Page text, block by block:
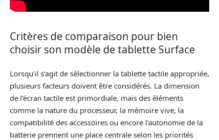
Critères de comparaison pour bien
choisir son modèle de tablette Surface
Lorsqu’il s’agit de sélectionner la tablette tactile appropriée,
plusieurs facteurs doivent être considérés. La dimension
de l’écran tactile est primordiale, mais des éléments
comme la nature du processeur, la mémoire vive, la
compatibilité des accessoires ou encore l’autonomie de la
batterie prennent une place centrale selon les priorités